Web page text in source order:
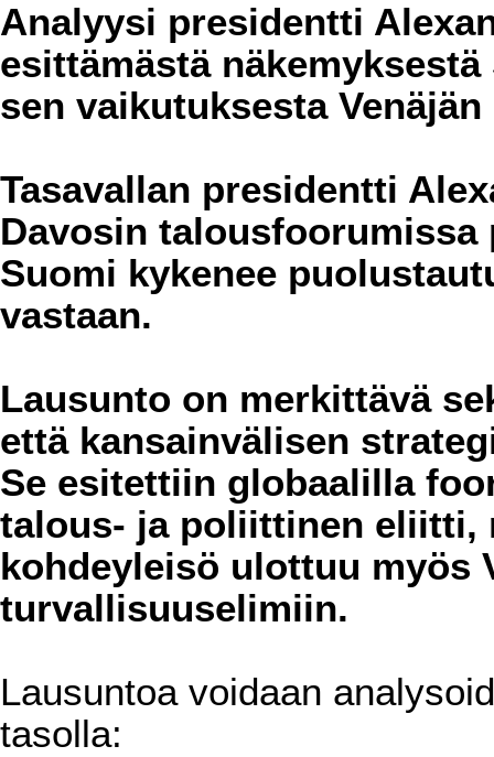
Analyysi presidentti
esittämästä
sen vaikutuksesta
Tasavallan presidentti
Davosin talousfoorumissa
Suomi kykenee
vastaan.
Lausunto on merkittävä
että kansainvälisen
Se esitettiin globaalilla
talous- ja poliittinen eliitti,
kohdeyleisö ulottuu myös
turvallisuuselimiin.
Lausuntoa voidaan
tasolla: